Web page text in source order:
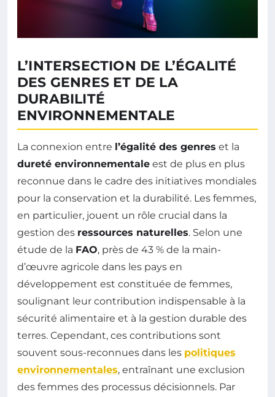
L’INTERSECTION DE L’ÉGALITÉ
DES GENRES ET DE LA
DURABILITÉ
ENVIRONNEMENTALE
La connexion entre l’égalité des genres et la
dureté environnementale est de plus en plus
reconnue dans le cadre des initiatives mondiales
pour la conservation et la durabilité. Les femmes,
en particulier, jouent un rôle crucial dans la
gestion des ressources naturelles. Selon une
étude de la FAO, près de 43 % de la main-
d’œuvre agricole dans les pays en
développement est constituée de femmes,
soulignant leur contribution indispensable à la
sécurité alimentaire et à la gestion durable des
terres. Cependant, ces contributions sont
souvent sous-reconnues dans les politiques
environnementales, entraînant une exclusion
des femmes des processus décisionnels. Par